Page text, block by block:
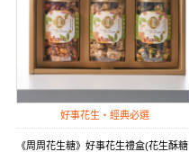
好事花生・經典必選
《周周花生糖》好事花生禮盒(花生酥糖